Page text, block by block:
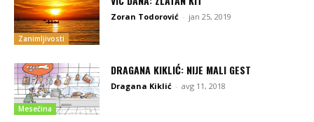
Zanimljivosti
Zoran Todorović - jan 25, 2019
Mesečina
DRAGANA KIKLIĆ: NIJE MALI GEST
Dragana Kiklić - avg 11, 2018